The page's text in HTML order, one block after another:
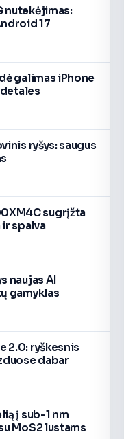
nutekėjimas:
17
galimas iPhone
ryšys: saugus
sugrįžta
ir spalva
naujas AI
gamyklas
2.0: ryškesnis
dabar
į sub-1 nm
MoS2 lustams